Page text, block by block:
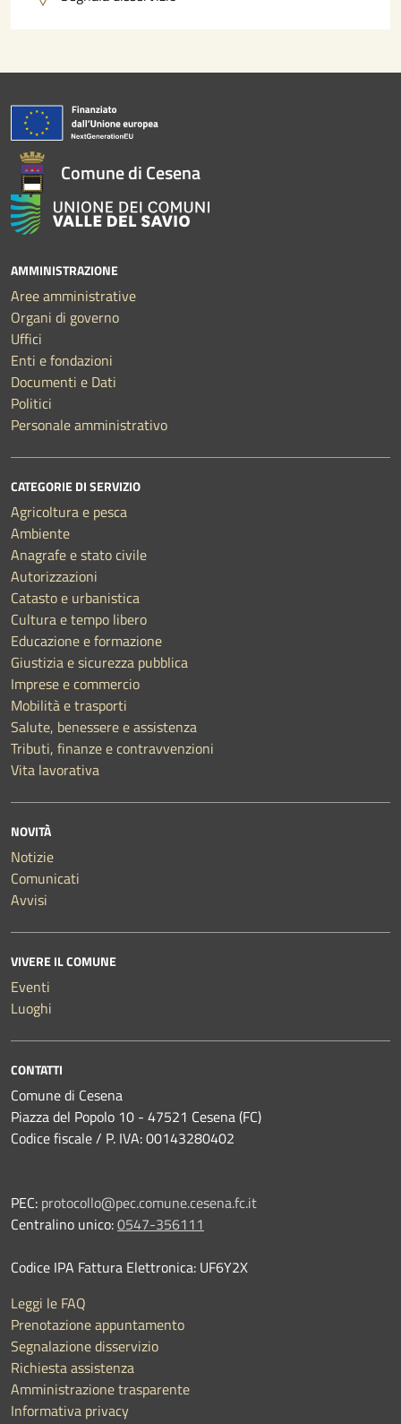
Comune di Cesena
AMMINISTRAZIONE
Aree amministrative
Organi di governo
Uffici
Enti e fondazioni
Documenti e Dati
Politici
Personale amministrativo
CATEGORIE DI SERVIZIO
Agricoltura e pesca
Ambiente
Anagrafe e stato civile
Autorizzazioni
Catasto e urbanistica
Cultura e tempo libero
Educazione e formazione
Giustizia e sicurezza pubblica
Imprese e commercio
Mobilità e trasporti
Salute, benessere e assistenza
Tributi, finanze e contravvenzioni
Vita lavorativa
NOVITÀ
Notizie
Comunicati
Avvisi
VIVERE IL COMUNE
Eventi
Luoghi
CONTATTI
Comune di Cesena
Piazza del Popolo 10 - 47521 Cesena (FC)
Codice fiscale / P. IVA: 00143280402
PEC: protocollo@pec.comune.cesena.fc.it
Centralino unico:0547-356111
Codice IPA Fattura Elettronica: UF6Y2X
Leggi le FAQ
Prenotazione appuntamento
Segnalazione disservizio
Richiesta assistenza
Amministrazione trasparente
Informativa privacy